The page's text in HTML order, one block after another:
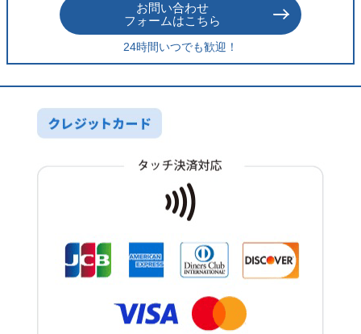
お問い合わせ
フォームはこちら
24時間いつでも歓迎！